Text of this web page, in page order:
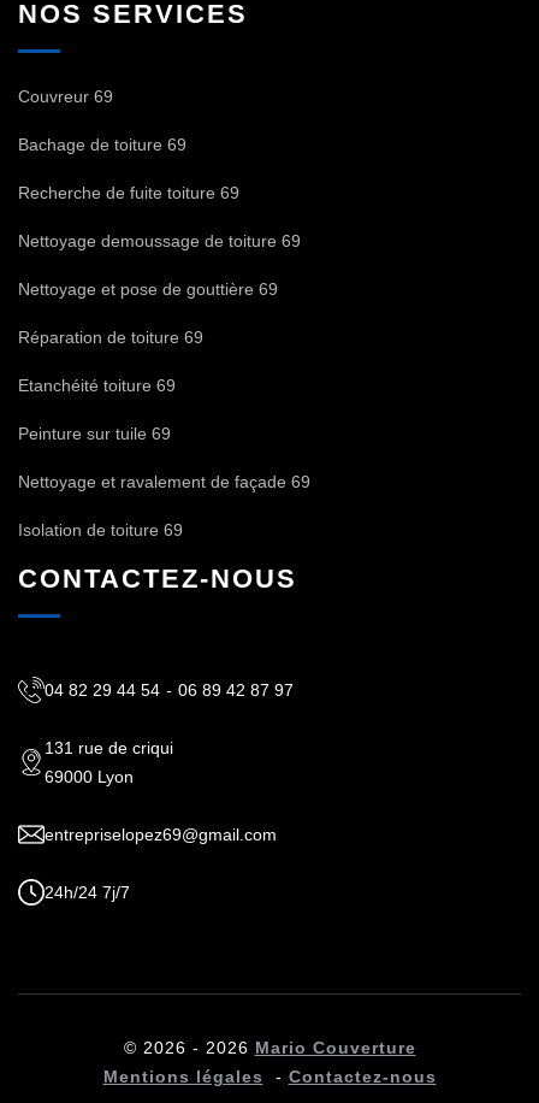
NOS SERVICES
Couvreur 69
Bachage de toiture 69
Recherche de fuite toiture 69
Nettoyage demoussage de toiture 69
Nettoyage et pose de gouttière 69
Réparation de toiture 69
Etanchéité toiture 69
Peinture sur tuile 69
Nettoyage et ravalement de façade 69
Isolation de toiture 69
CONTACTEZ-NOUS
04 82 29 44 54 - 06 89 42 87 97
131 rue de criqui
69000 Lyon
entrepriselopez69@gmail.com
24h/24 7j/7
© 2026 - 2026 Mario Couverture
Mentions légales - Contactez-nous